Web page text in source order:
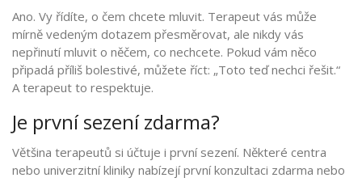
Ano. Vy řídíte, o čem chcete mluvit. Terapeut vás může
mírně vedeným dotazem přesměrovat, ale nikdy vás
nepřinutí mluvit o něčem, co nechcete. Pokud vám něco
připadá příliš bolestivé, můžete říct: „Toto teď nechci řešit.“
A terapeut to respektuje.
Je první sezení zdarma?
Většina terapeutů si účtuje i první sezení. Některé centra
nebo univerzitní kliniky nabízejí první konzultaci zdarma nebo